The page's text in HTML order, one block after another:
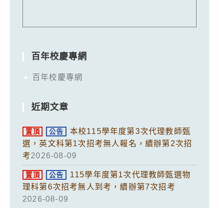
百年校慶專網
百年校慶專網
近期文章
置頂 公告
本校115學年度第3次代理教師甄
選，英文科第1次招考無人報名，續辦第2次招
考2026-08-09
置頂 公告
115學年度第1次代理教師甄選物
理科第6次招考無人到考，續辦第7次招考
2026-08-09